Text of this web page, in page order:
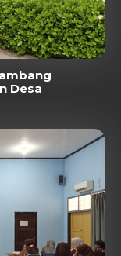
Desa